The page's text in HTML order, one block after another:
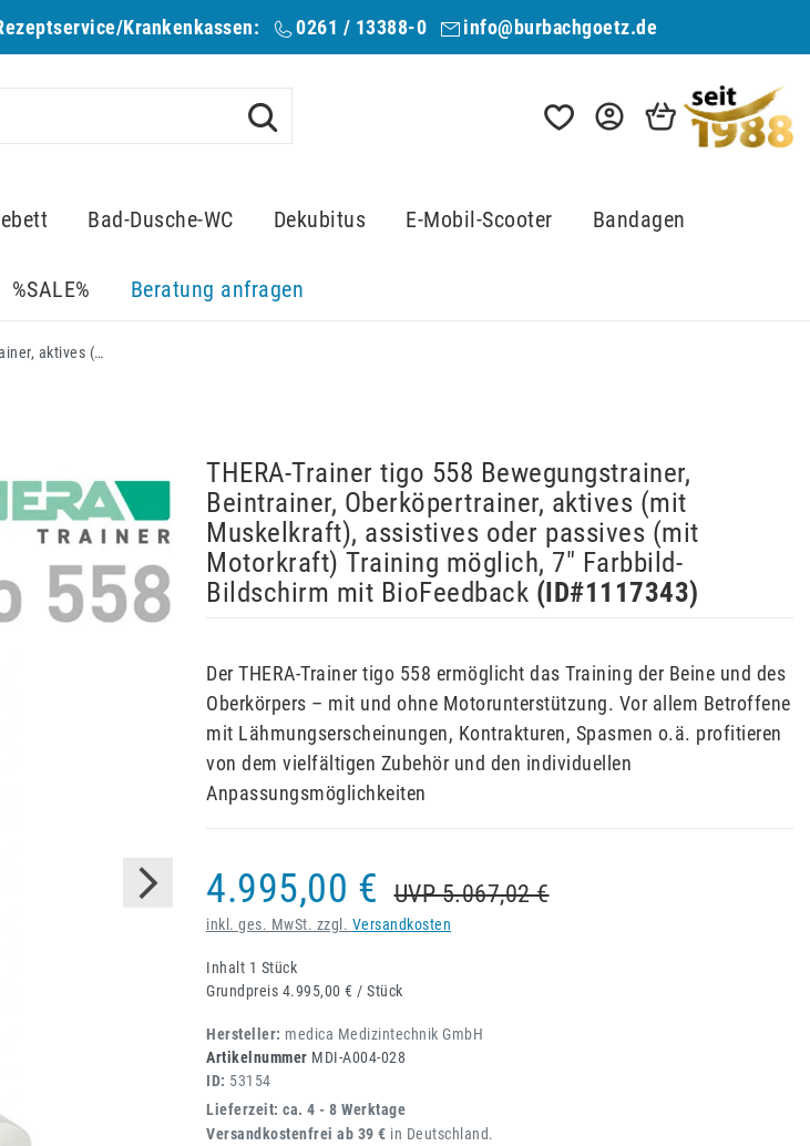
Krankenkassen: 0261 / 13388-0 info@burbachgoetz.de
Bad-Dusche-WC Dekubitus E-Mobil-Scooter Bandagen
%SALE% Beratung anfragen
THERA-Trainer tigo 558 Bewegungstrainer, Beintrainer, Oberköpertrainer, aktives (mit Muskelkraft), assistives oder passives (mit Motorkraft) Training möglich, 7" Farbbild-Bildschirm mit BioFeedback
THERA-Trainer tigo 558 Bewegungstrainer,
Beintrainer, Oberköpertrainer, aktives (mit
Muskelkraft), assistives oder passives (mit
Motorkraft) Training möglich, 7" Farbbild-
Bildschirm mit BioFeedback (ID#1117343)
Der THERA-Trainer tigo 558 ermöglicht das Training der Beine und des
Oberkörpers – mit und ohne Motorunterstützung. Vor allem Betroffene
mit Lähmungserscheinungen, Kontrakturen, Spasmen o.ä. profitieren
von dem vielfältigen Zubehör und den individuellen
Anpassungsmöglichkeiten
4.995,00 € UVP 5.067,02 €
inkl. ges. MwSt. zzgl. Versandkosten
Inhalt 1 Stück
Grundpreis 4.995,00 € / Stück
Hersteller: medica Medizintechnik GmbH
Artikelnummer MDI-A004-028
ID: 53154
Lieferzeit: ca. 4 - 8 Werktage
Versandkostenfrei ab 39 € in Deutschland.